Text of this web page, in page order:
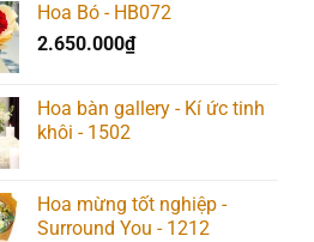
là:
717.000₫.
Hoa Bó - HB072
2.650.000₫
Hoa bàn gallery - Kí ức tinh
khôi - 1502
Hoa mừng tốt nghiệp -
Surround You - 1212